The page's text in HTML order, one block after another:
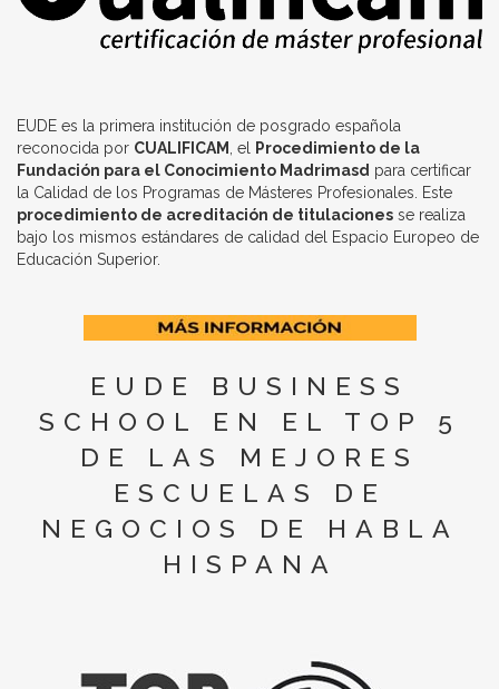
EUDE es la primera institución de posgrado española
reconocida por CUALIFICAM , el
Procedimiento de la
Fundación para el Conocimiento Madrimasd para certificar
la Calidad de los Programas de Másteres Profesionales. Este
procedimiento de acreditación de titulaciones se realiza
bajo los mismos estándares de calidad del Espacio Europeo de
Educación Superior.
EUDE BUSINESS
SCHOOL EN EL TOP 5
DE LAS MEJORES
ESCUELAS DE
NEGOCIOS DE HABLA
HISPANA